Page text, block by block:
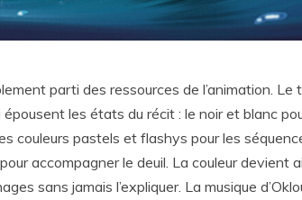
parti des ressources de l’animation.
les états du récit : le noir et blanc
couleurs pastels et flashys pour les
accompagner le deuil. La couleur devient
sans jamais l’expliquer. La musique